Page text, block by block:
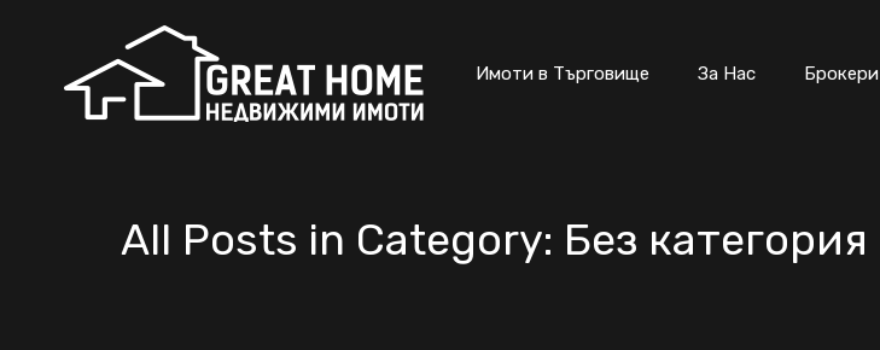
Имоти в Търговище
За Нас Брокери
All Posts in Category: Без категория